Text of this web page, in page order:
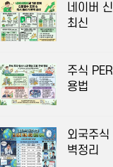
네이버
최신
주식
용법
외국주
벽정리